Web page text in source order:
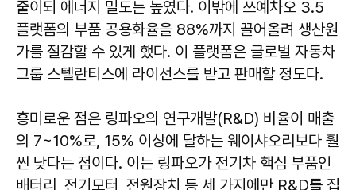
줄이되 에너지 밀도는 높였다. 이밖에 쓰예차오 3.5
플랫폼의 부품 공용화율을 88%까지 끌어올려 생산원
가를 절감할 수 있게 했다. 이 플랫폼은 글로벌 자동차
그룹 스텔란티스에 라이선스를 받고 판매할 정도다.
흥미로운 점은 링파오의 연구개발(R&D) 비율이 매출
의 7~10%로, 15% 이상에 달하는 웨이샤오리보다 훨
씬 낮다는 점이다. 이는 링파오가 전기차 핵심 부품인
배터리, 전기모터, 전원장치 등 세 가지에만 R&D를 집